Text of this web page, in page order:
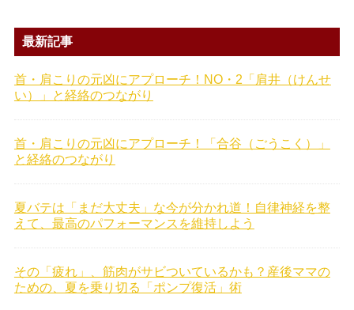
最新記事
首・肩こりの元凶にアプローチ！NO・2「肩井（けんせ
い）」と経絡のつながり
首・肩こりの元凶にアプローチ！「合谷（ごうこく）」
と経絡のつながり
夏バテは「まだ大丈夫」な今が分かれ道！自律神経を整
えて、最高のパフォーマンスを維持しよう
その「疲れ」、筋肉がサビついているかも？産後ママの
ための、夏を乗り切る「ポンプ復活」術